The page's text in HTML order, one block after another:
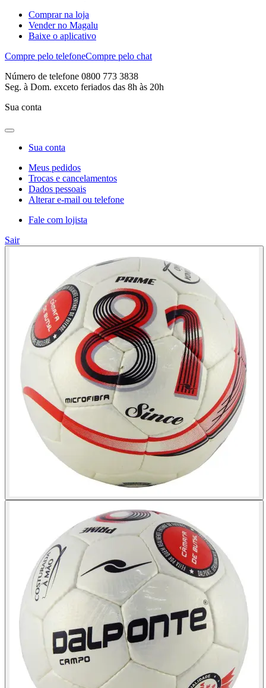
Comprar na loja
Vender no Magalu
Baixe o aplicativo
Compre pelo telefoneCompre pelo chat
Número de telefone 0800 773 3838
Seg. à Dom. exceto feriados das 8h às 20h
Sua conta
Sua conta
Meus pedidos
Trocas e cancelamentos
Dados pessoais
Alterar e-mail ou telefone
Fale com lojista
Sair